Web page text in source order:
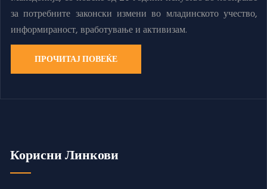
за потребните законски измени во младинското учество,
информираност, вработување и активизам.
ПРОЧИТАЈ ПОВЕЌЕ
Корисни Линкови